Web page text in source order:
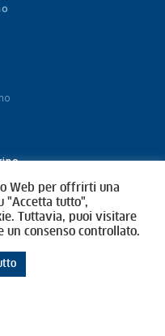
Web per offrirti una
"Accetta tutto",
Tuttavia, puoi visitare
consenso controllato.